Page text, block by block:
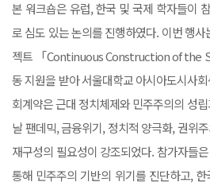
본 워크숍은 유럽, 한국 및 국제 학자들이
로 심도 있는 논의를 진행하였다. 이번 행
젝트 「Continuous Construction of the
동 지원을 받아 서울대학교 아시아도시사
회계약은 근대 정치체제와 민주주의의 성
날 팬데믹, 금융위기, 정치적 양극화, 권위
재구성의 필요성이 강조되었다. 참가자들
통해 민주주의 기반의 위기를 진단하고,